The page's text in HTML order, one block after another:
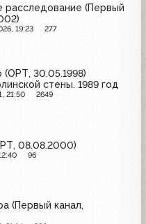
расследование (Первый
19:23 277
(ОРТ, 30.05.1998)
стены. 1989 год
21:50 2649
08.08.2000)
96
(Первый канал,